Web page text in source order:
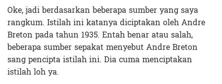
Oke, jadi berdasarkan beberapa sumber yang saya
rangkum. Istilah ini katanya diciptakan oleh Andre
Breton pada tahun 1935. Entah benar atau salah,
beberapa sumber sepakat menyebut Andre Breton
sang pencipta istilah ini. Dia cuma menciptakan
istilah loh ya.